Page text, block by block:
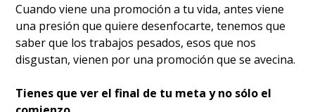
Cuando viene una promoción a tu vida, antes viene
una presión que quiere desenfocarte, tenemos que
saber que los trabajos pesados, esos que nos
disgustan, vienen por una promoción que se avecina.
Tienes que ver el final de tu meta y no sólo el